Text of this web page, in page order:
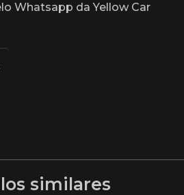
Whatsapp da Yellow Car
similares